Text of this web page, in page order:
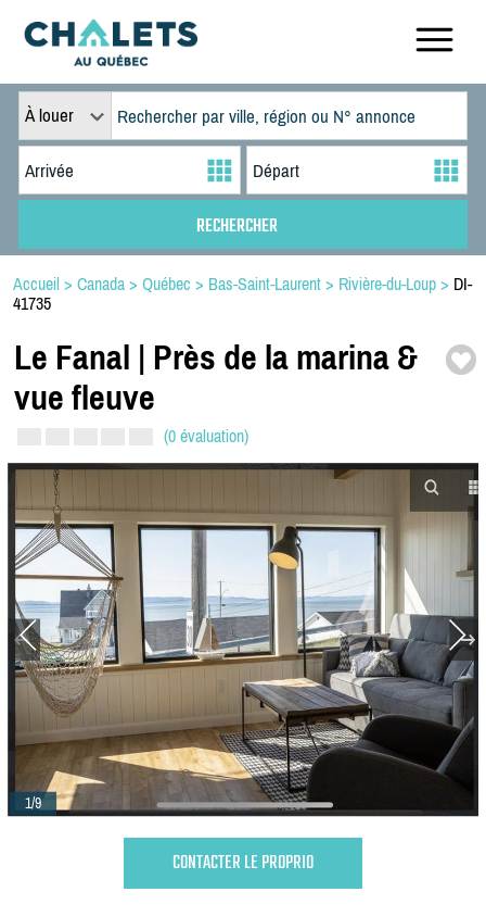
À louer
Accueil > Canada > Québec > Bas-Saint-Laurent > Rivière-du-Loup > DI-
41735
Le Fanal | Près de la marina &
vue fleuve
(0 évaluation)
1/9
CONTACTER LE PROPRIO